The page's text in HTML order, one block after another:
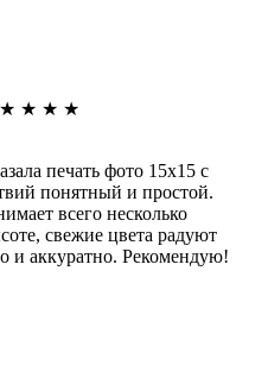
★ ★ ★ ★
печать фото 15х15 с
понятный и простой.
всего несколько
свежие цвета радуют
и аккуратно. Рекомендую!